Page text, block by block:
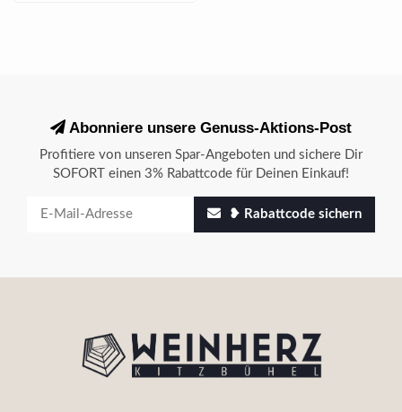
Abonniere unsere Genuss-Aktions-Post
Profitiere von unseren Spar-Angeboten und sichere Dir
SOFORT einen 3% Rabattcode für Deinen Einkauf!
❥ Rabattcode sichern